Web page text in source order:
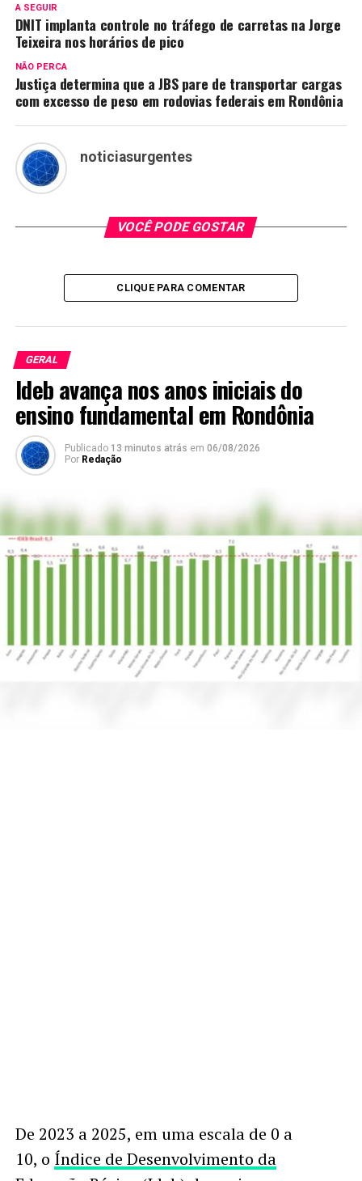
A SEGUIR
DNIT implanta controle no tráfego de carretas na Jorge
Teixeira nos horários de pico
NÃO PERCA
Justiça determina que a JBS pare de transportar cargas
com excesso de peso em rodovias federais em Rondônia
noticiasurgentes
VOCÊ PODE GOSTAR
CLIQUE PARA COMENTAR
GERAL
Ideb avança nos anos iniciais do
ensino fundamental em Rondônia
Publicado 13 minutos atrás em 06/08/2026
Por Redação
De 2023 a 2025, em uma escala de 0 a
10, o Índice de Desenvolvimento da